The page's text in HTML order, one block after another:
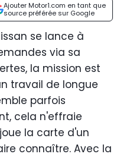
Ajouter Motor1.com en tant que
source préférée sur Google
se lance à
via sa
la mission est
travail de longue
parfois
cela n'effraie
la carte d'un
connaître. Avec la